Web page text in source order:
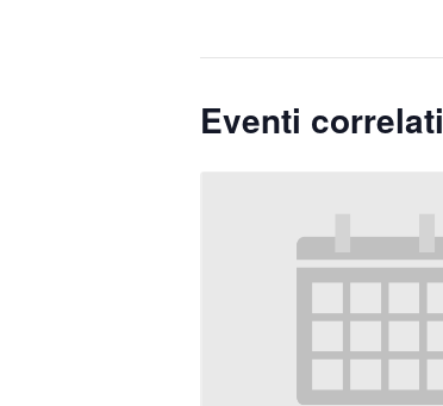
Eventi correlati